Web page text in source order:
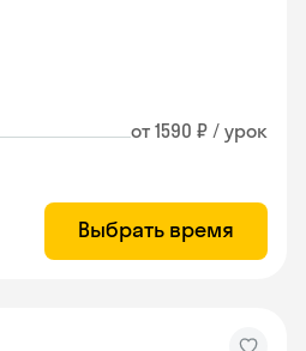
от 1590 ₽ / урок
Выбрать время